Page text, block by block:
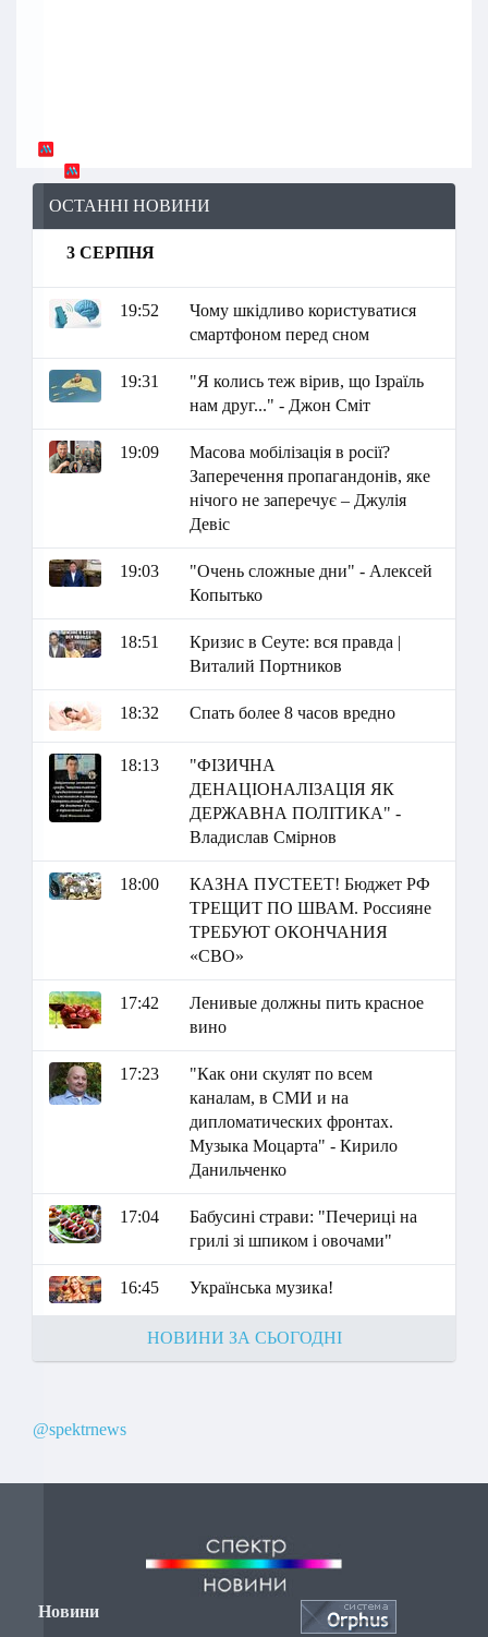
ОСТАННІ НОВИНИ
3 СЕРПНЯ
19:52
Чому шкідливо користуватися
смартфоном перед сном
19:31
"Я колись теж вірив, що Ізраїль
нам друг..." - Джон Сміт
19:09
Масова мобілізація в росії?
Заперечення пропагандонів, яке
нічого не заперечує – Джулія
Девіс
19:03
"Очень сложные дни" - Алексей
Копытько
18:51
Кризис в Сеуте: вся правда |
Виталий Портников
18:32 Спать более 8 часов вредно
18:13
"ФІЗИЧНА
ДЕНАЦІОНАЛІЗАЦІЯ ЯК
ДЕРЖАВНА ПОЛІТИКА" -
Владислав Смірнов
18:00
КАЗНА ПУСТЕЕТ! Бюджет РФ
ТРЕЩИТ ПО ШВАМ. Россияне
ТРЕБУЮТ ОКОНЧАНИЯ
«СВО»
17:42
Ленивые должны пить красное
вино
17:23
"Как они скулят по всем
каналам, в СМИ и на
дипломатических фронтах.
Музыка Моцарта" - Кирило
Данильченко
17:04
Бабусині страви: "Печериці на
грилі зі шпиком і овочами"
16:45 Українська музика!
НОВИНИ ЗА СЬОГОДНІ
@spektrnews
Новини